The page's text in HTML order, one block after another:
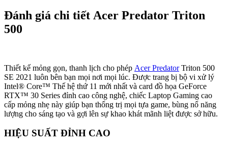
Đánh giá chi tiết Acer Predator Triton
500
Thiết kế mỏng gọn, thanh lịch cho phép Acer PredatorTriton 500
SE 2021 luôn bên bạn mọi nơi mọi lúc. Được trang bị bộ vi xử lý
Intel® Core™ Thế hệ thứ 11 mới nhất và card đồ họa GeForce
RTX™ 30 Series đỉnh cao công nghệ, chiếc Laptop Gaming cao
cấp mỏng nhẹ này giúp bạn thống trị mọi tựa game, bùng nổ năng
lượng cho sáng tạo và gợi lên sự khao khát mãnh liệt được sở hữu.
HIỆU SUẤT ĐỈNH CAO